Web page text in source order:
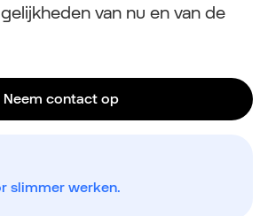
van nu en van de
Neem contact op
slimmer werken.